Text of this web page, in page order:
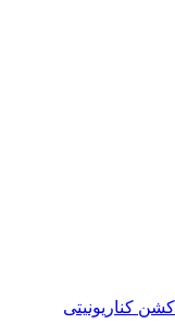
کناریونیتی